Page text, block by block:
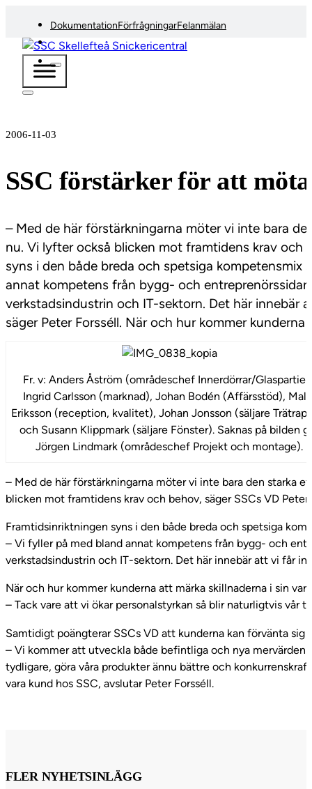
DokumentationFörfrågningarFelanmälan
2006-11-03
SSC förstärker för att
– Med de här förstärkningarna möter vi inte bara
nu. Vi lyfter också blicken mot framtidens krav och
syns i den både breda och spetsiga
annat kompetens från bygg- och
verkstadsindustrin och IT-sektorn. Det här innebär
säger Peter Forsséll. När och hur kommer
Fr. v: Anders Åström (områdeschef Innerdörrar/
Ingrid Carlsson (marknad), Johan Bodén (Affärsstöd),
Eriksson (reception, kvalitet), Johan Jonsson (säljare
och Susann Klippmark (säljare Fönster). Saknas på bilden
Jörgen Lindmark (områdeschef Projekt och montage).
– Med de här förstärkningarna möter vi inte bara den starka
blicken mot framtidens krav och behov, säger SSCs VD Peter
Framtidsinriktningen syns i den både breda och spetsiga
– Vi fyller på med bland annat kompetens från bygg- och
verkstadsindustrin och IT-sektorn. Det här innebär att vi får
När och hur kommer kunderna att märka skillnaderna i sin
– Tack vare att vi ökar personalstyrkan så blir naturligtvis vår
Samtidigt poängterar SSCs VD att kunderna kan förvänta sig
– Vi kommer att utveckla både befintliga och nya
tydligare, göra våra produkter ännu bättre och
vara kund hos SSC, avslutar Peter Forsséll.
FLER NYHETSINLÄGG